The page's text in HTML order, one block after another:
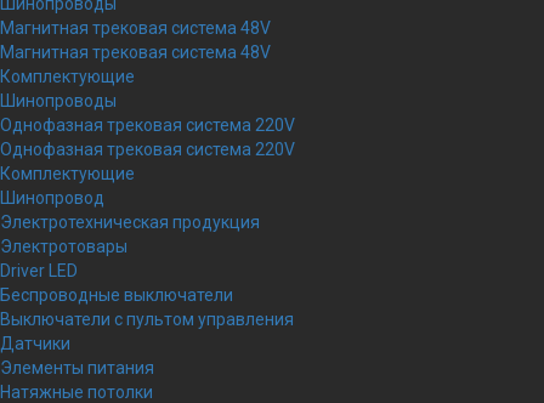
Магнитная трековая система 48V
Магнитная трековая система 48V
Комплектующие
Шинопроводы
Однофазная трековая система 220V
Однофазная трековая система 220V
Комплектующие
Шинопровод
Электротехническая продукция
Электротовары
Driver LED
Беспроводные выключатели
Выключатели с пультом управления
Датчики
Элементы питания
Натяжные потолки